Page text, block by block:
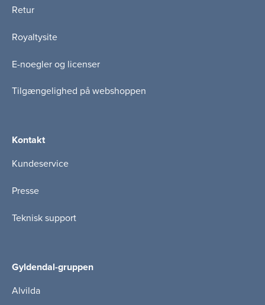
Retur
Royaltysite
E-noegler og licenser
Tilgængelighed på webshoppen
Kontakt
Kundeservice
Presse
Teknisk support
Gyldendal-gruppen
Alvilda